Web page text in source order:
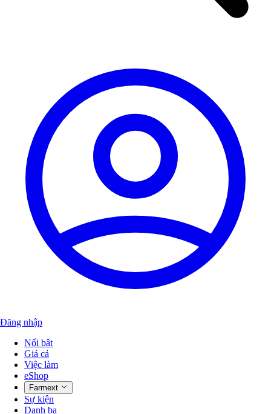
Đăng nhập
Nổi bật
Giá cả
Việc làm
eShop
Farmext
Sự kiện
Danh bạ